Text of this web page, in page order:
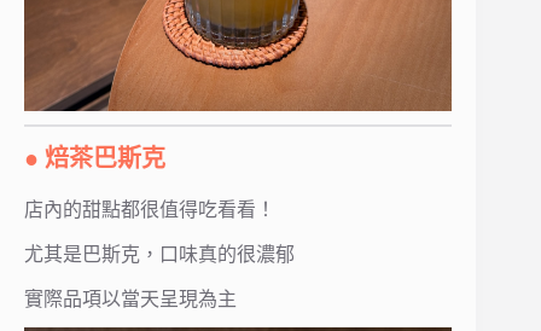
● 焙茶巴斯克
店內的甜點都很值得吃看看！
尤其是巴斯克，口味真的很濃郁
實際品項以當天呈現為主